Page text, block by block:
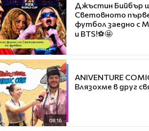
Джъстин Бийбър
Световното
футбол заедно с
и BTS!⚽🤩
08:16
ANIVENTURE
Влязохме в друг